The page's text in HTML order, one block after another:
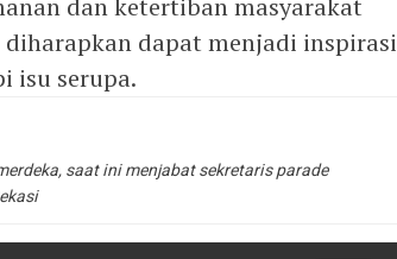
dan ketertiban masyarakat
dapat menjadi inspirasi
isu serupa.
saat ini menjabat sekretaris parade